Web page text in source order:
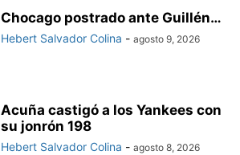
Chocago postrado ante Guillén…
Hebert Salvador Colina - agosto 9, 2026
Acuña castigó a los Yankees con
su jonrón 198
Hebert Salvador Colina - agosto 8, 2026